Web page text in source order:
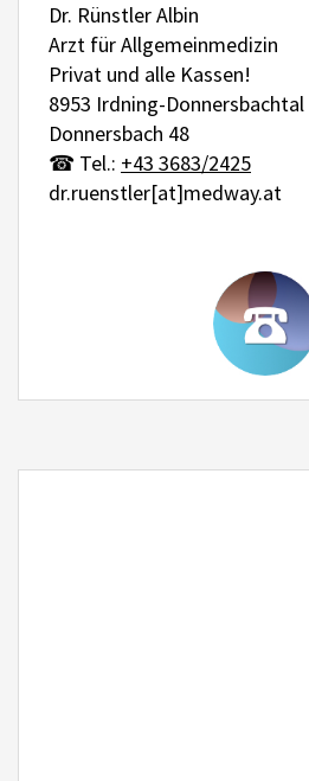
Dr. Rünstler Albin
Arzt für Allgemeinmedizin
Privat und alle Kassen!
8953 Irdning-Donnersbachtal
Donnersbach 48
☎ Tel.: +43 3683/2425
dr.ruenstler[at]medway.at